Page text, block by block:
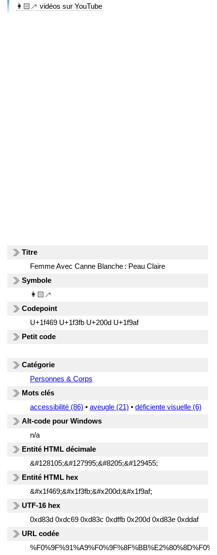
👩🏻‍🦯 vidéos sur YouTube
Titre
Femme Avec Canne Blanche : Peau Claire
Symbole
👩🏻‍🦯
Codepoint
U+1f469 U+1f3fb U+200d U+1f9af
Petit code
Catégorie
Personnes & Corps
Mots clés
accessibilité (86) • aveugle (21) • déficiente visuelle (6)
Alt-code pour Windows
n/a
Entité HTML décimale
&#128105;&#127995;&#8205;&#129455;
Entité HTML hex
&#x1f469;&#x1f3fb;&#x200d;&#x1f9af;
UTF-16 hex
0xd83d 0xdc69 0xd83c 0xdffb 0x200d 0xd83e 0xddaf
URL codée